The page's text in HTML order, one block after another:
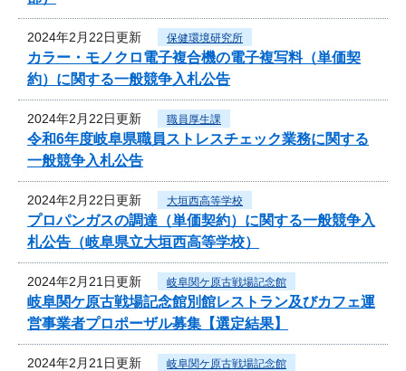
2024年2月22日更新 保健環境研究所
カラー・モノクロ電子複合機の電子複写料（単価契
約）に関する一般競争入札公告
2024年2月22日更新 職員厚生課
令和6年度岐阜県職員ストレスチェック業務に関する
一般競争入札公告
2024年2月22日更新 大垣西高等学校
プロパンガスの調達（単価契約）に関する一般競争入
札公告（岐阜県立大垣西高等学校）
2024年2月21日更新 岐阜関ケ原古戦場記念館
岐阜関ケ原古戦場記念館別館レストラン及びカフェ運
営事業者プロポーザル募集【選定結果】
2024年2月21日更新 岐阜関ケ原古戦場記念館